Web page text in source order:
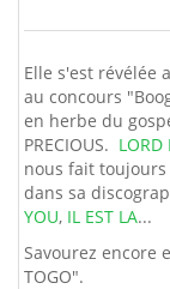
Elle s'est révélée
au concours
en herbe du
PRECIOUS. LORD
nous fait
dans sa
YOU, IL EST LA...
Savourez encore
TOGO".